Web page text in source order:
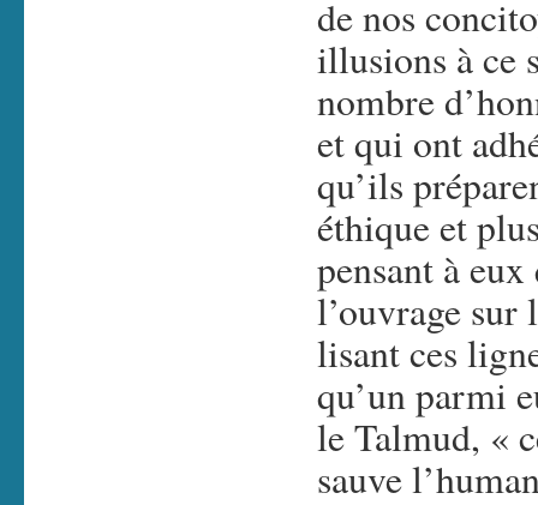
de nos
illusions à ce
nombre
et qui ont
qu’ils
éthique et
pensant à
l’ouvrage sur
lisant ces
qu’un parmi
le Talmud, «
sauve